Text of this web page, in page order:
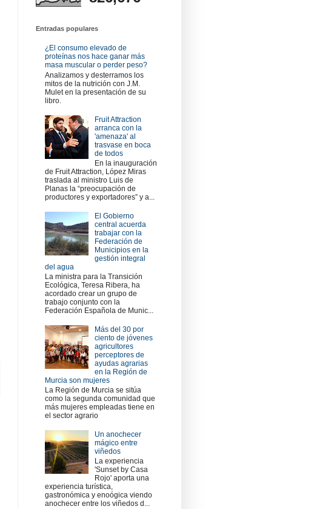
Entradas populares
¿El consumo elevado de
proteínas nos hace ganar más
masa muscular o perder peso?
Analizamos y desterramos los
mitos de la nutrición con J.M.
Mulet en la presentación de su
libro.
Fruit Attraction
arranca con la
'amenaza' al
trasvase en boca
de todos
En la inauguración
de Fruit Attraction, López Miras
traslada al ministro Luis de
Planas la “preocupación de
productores y exportadores” y a...
El Gobierno
central acuerda
trabajar con la
Federación de
Municipios en la
gestión integral
del agua
La ministra para la Transición
Ecológica, Teresa Ribera, ha
acordado crear un grupo de
trabajo conjunto con la
Federación Española de Munic...
Más del 30 por
ciento de jóvenes
agricultores
perceptores de
ayudas agrarias
en la Región de
Murcia son mujeres
La Región de Murcia se sitúa
como la segunda comunidad que
más mujeres empleadas tiene en
el sector agrario
Un anochecer
mágico entre
viñedos
La experiencia
'Sunset by Casa
Rojo' aporta una
experiencia turística,
gastronómica y enoógica viendo
anochecer entre los viñedos d...